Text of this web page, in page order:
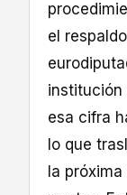
el
institución
esa cifra
lo que
la